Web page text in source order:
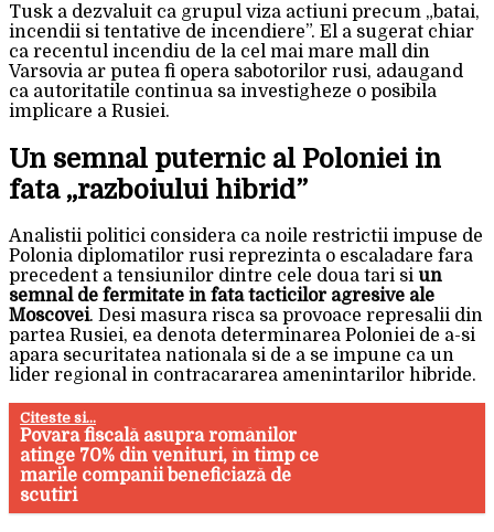
Tusk a dezvaluit ca grupul viza actiuni precum „batai,
incendii si tentative de incendiere”. El a sugerat chiar
ca recentul incendiu de la cel mai mare mall din
Varsovia ar putea fi opera sabotorilor rusi, adaugand
ca autoritatile continua sa investigheze o posibila
implicare a Rusiei.
Un semnal puternic al Poloniei in
fata „razboiului hibrid”
Analistii politici considera ca noile restrictii impuse de
Polonia diplomatilor rusi reprezinta o escaladare fara
precedent a tensiunilor dintre cele doua tari si un
semnal de fermitate in fata tacticilor agresive ale
Moscovei. Desi masura risca sa provoace represalii din
partea Rusiei, ea denota determinarea Poloniei de a-si
apara securitatea nationala si de a se impune ca un
lider regional in contracararea amenintarilor hibride.
Citeste si...
Povara fiscală asupra românilor
atinge 70% din venituri, în timp ce
marile companii beneficiază de
scutiri